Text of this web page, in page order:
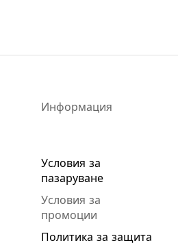
Информация
Условия за
пазаруване
Условия за
промоции
Политика за защита